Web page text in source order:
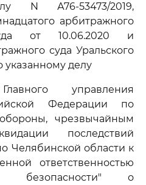
N А76-53473/2019,
арбитражного
от 10.06.2020 и
суда Уральского
указанному делу
управления
Федерации по
чрезвычайным
последствий
Челябинской области к
ответственностью
безопасности" о